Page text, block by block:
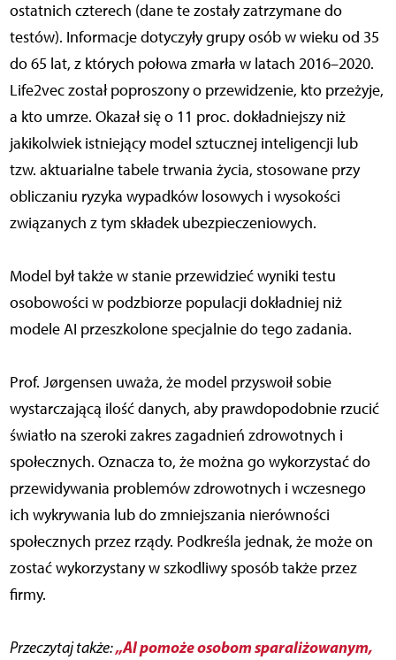
ostatnich czterech (dane te zostały zatrzymane do
testów). Informacje dotyczyły grupy osób w wieku od 35
do 65 lat, z których połowa zmarła w latach 2016–2020.
Life2vec został poproszony o przewidzenie, kto przeżyje,
a kto umrze. Okazał się o 11 proc. dokładniejszy niż
jakikolwiek istniejący model sztucznej inteligencji lub
tzw. aktuarialne tabele trwania życia, stosowane przy
obliczaniu ryzyka wypadków losowych i wysokości
związanych z tym składek ubezpieczeniowych.
Model był także w stanie przewidzieć wyniki testu
osobowości w podzbiorze populacji dokładniej niż
modele AI przeszkolone specjalnie do tego zadania.
Prof. Jørgensen uważa, że model przyswoił sobie
wystarczającą ilość danych, aby prawdopodobnie rzucić
światło na szeroki zakres zagadnień zdrowotnych i
społecznych. Oznacza to, że można go wykorzystać do
przewidywania problemów zdrowotnych i wczesnego
ich wykrywania lub do zmniejszania nierówności
społecznych przez rządy. Podkreśla jednak, że może on
zostać wykorzystany w szkodliwy sposób także przez
firmy.
Przeczytaj także:„AI pomoże osobom sparaliżowanym,